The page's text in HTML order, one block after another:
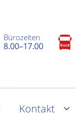
Bürozeiten
8.00–17.00
Kontakt